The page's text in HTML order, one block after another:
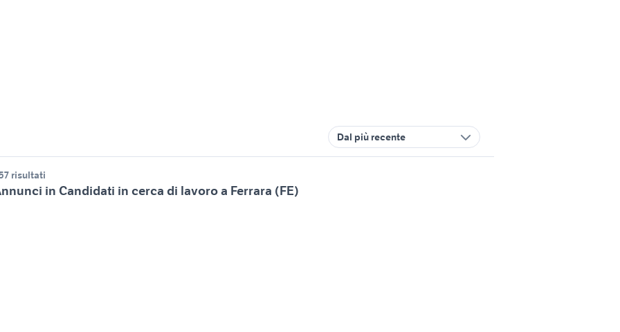
Dal più recente
risultati
in Candidati in cerca di lavoro a Ferrara (FE)